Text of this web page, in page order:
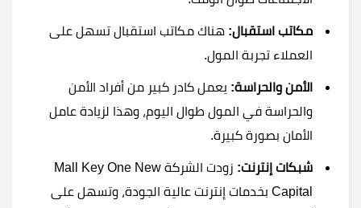
مكاتب استقبال: هناك مكاتب استقبال تسهل على
العملاء تجربة المول.
الأمن والحراسة: يعمل كادر كبير من أفراد الأمن
والحراسة في المول طوال اليوم، وهذا لزيادة عامل
الأمان بصورة كبيرة.
شبكات إنترنت:
زودت الشركة Mall Key One New
Capital بخدمات إنترنت عالية الجودة، وتسهل على